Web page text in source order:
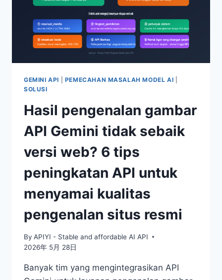
VIP:
PENYEBAB
UTAMA
+
ALTERNATIF
GEMINI API PEMECAHAN MASALAH MODEL AI
SOLUSI
Hasil pengenalan gambar
API Gemini tidak sebaik
versi web? 6 tips
peningkatan API untuk
menyamai kualitas
pengenalan situs resmi
By APIYI - Stable and affordable AI API
2026年 5月 28日
Banyak tim yang mengintegrasikan API